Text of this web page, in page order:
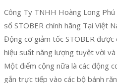
Công Ty TNHH Hoàng Long
số STOBER chính hãng Tại Việt
Động cơ giảm tốc STOBER được
hiệu suất năng lượng tuyệt vời và
Một điểm cộng nữa là các động
gắn trực tiếp vào các bộ bánh